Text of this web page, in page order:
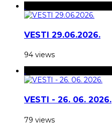
VESTI 29.06.2026.
94 views
VESTI - 26. 06. 2026.
79 views